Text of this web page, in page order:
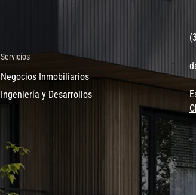
Servicios
Negocios Inmobiliarios
Ingeniería y Desarrollos